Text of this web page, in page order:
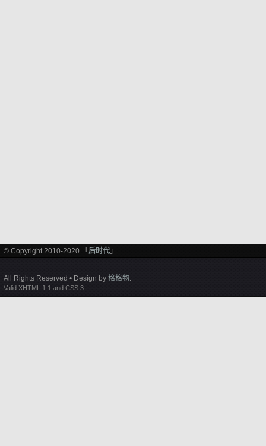
© Copyright 2010-2020 「 后时代 」
All Rights Reserved • Design by 格格物.
Valid XHTML 1.1 and CSS 3.